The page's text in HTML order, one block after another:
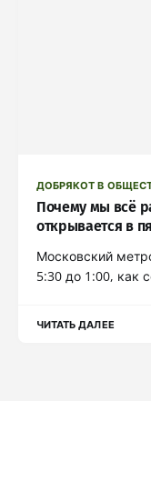
ДОБРЯКОТ В
Почему мы всё
открывается в
Московский
5:30 до 1:00, как
ЧИТАТЬ ДАЛЕЕ